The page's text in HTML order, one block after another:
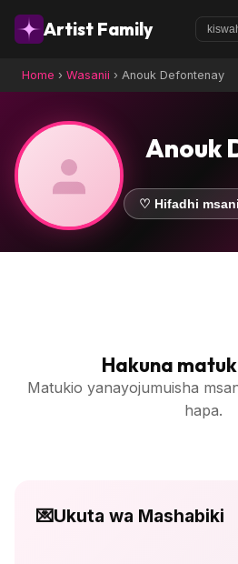
Artist Family
Home › Wasanii › Anouk Defontenay
Anouk
♡ Hifadhi
Hakuna
Matukio yanayojumuisha
hapa.
💌Ukuta wa Mashabiki